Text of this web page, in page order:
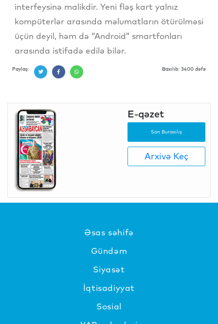
interfeysinə malikdir. Yeni fləş kart yalnız
kompüterlər arasında məlumatların ötürülməsi
üçün deyil, həm də “Android” smartfonları
arasında istifadə edilə bilər.
Paylaş: Baxılıb: 3400 dəfə
E-qəzet
Son Buraxılış
Arxivə Keç
Əsas səhifə
Gündəm
Siyasət
İqtisadiyyat
Sosial